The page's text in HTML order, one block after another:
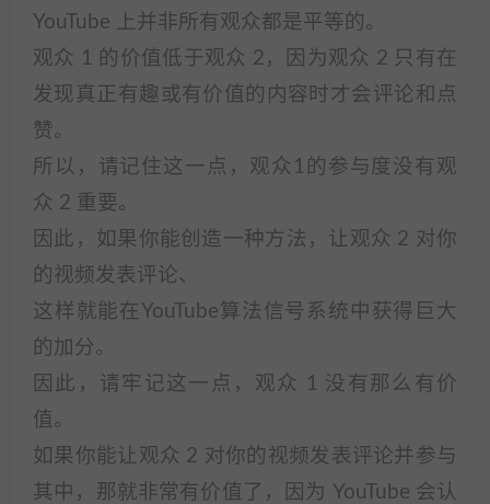
YouTube 上并非所有观众都是平等的。
观众 1 的价值低于观众 2，因为观众 2 只有在
发现真正有趣或有价值的内容时才会评论和点
赞。
所以，请记住这一点，观众1的参与度没有观
众 2 重要。
因此，如果你能创造一种方法，让观众 2 对你
的视频发表评论、
这样就能在YouTube算法信号系统中获得巨大
的加分。
因此，请牢记这一点，观众 1 没有那么有价
值。
如果你能让观众 2 对你的视频发表评论并参与
其中，那就非常有价值了，因为 YouTube 会认